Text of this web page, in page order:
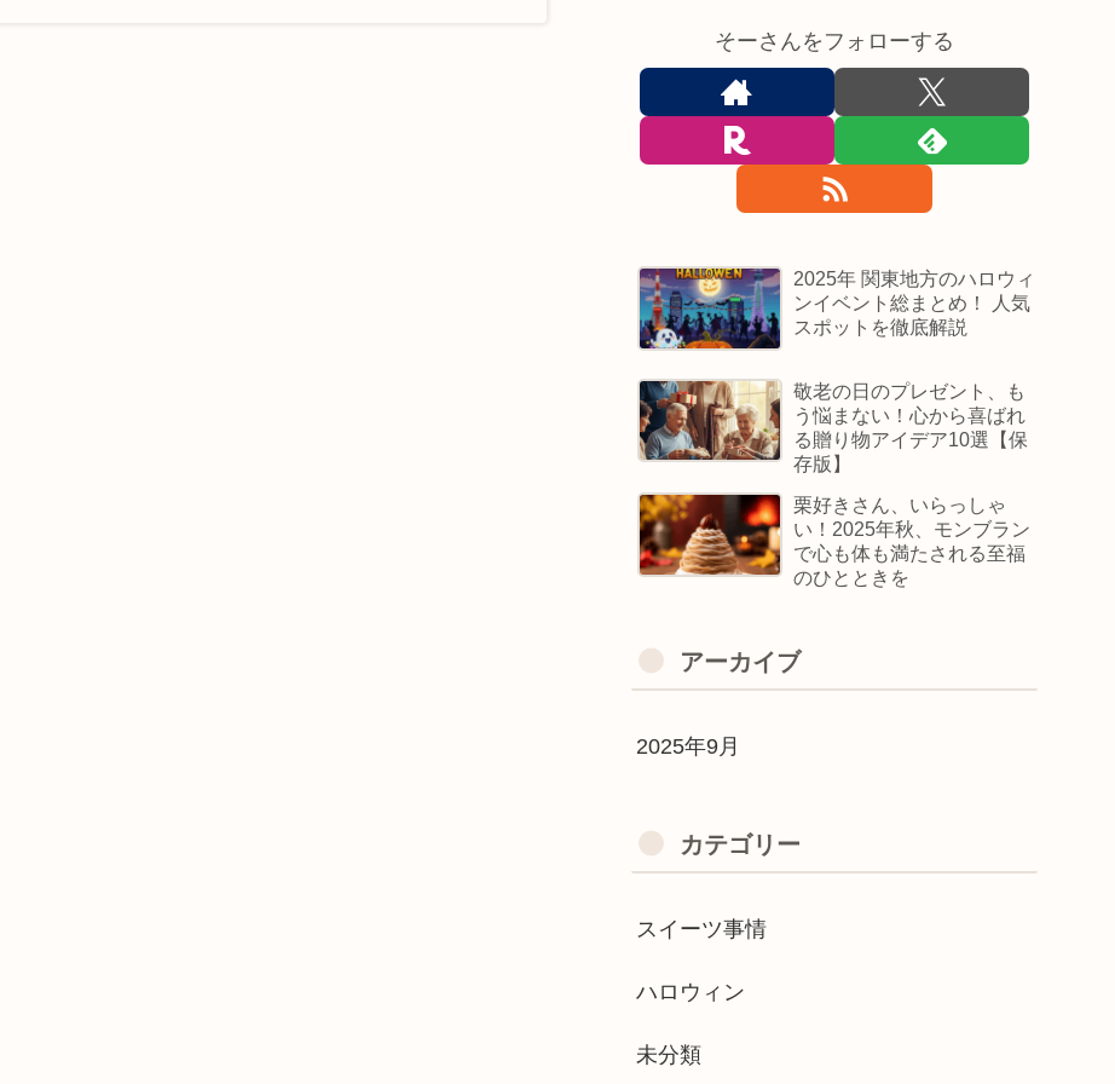
そーさんをフォローする
2025年 関東地方のハロウィ
ンイベント総まとめ！ 人気
スポットを徹底解説
敬老の日のプレゼント、も
う悩まない！心から喜ばれ
る贈り物アイデア10選【保
存版】
栗好きさん、いらっしゃ
い！2025年秋、モンブラン
で心も体も満たされる至福
のひとときを
アーカイブ
2025年9月
カテゴリー
スイーツ事情
ハロウィン
未分類